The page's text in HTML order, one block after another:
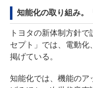
知能化の取り組み。
トヨタの新体制方針
セプト」では、電動化
掲げている。
知能化では、機能のア